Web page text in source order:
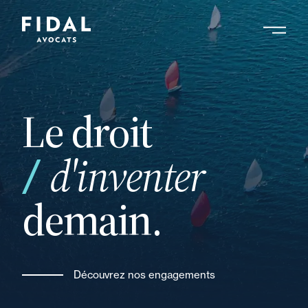
Aller
au
contenu
principalRechercher un mot clé, un professionnel ....
Le droit
d'inventer
demain.
Découvrez nos engagements